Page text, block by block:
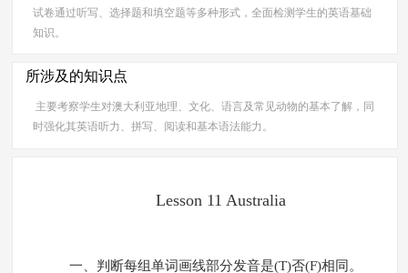
试卷通过听写、选择题和填空题等多种形式，全面检测学生的英语基础
知识。
所涉及的知识点
主要考察学生对澳大利亚地理、文化、语言及常见动物的基本了解，同
时强化其英语听力、拼写、阅读和基本语法能力。
Lesson 11 Australia
一、判断每组单词画线部分发音是(T)否(F)相同。